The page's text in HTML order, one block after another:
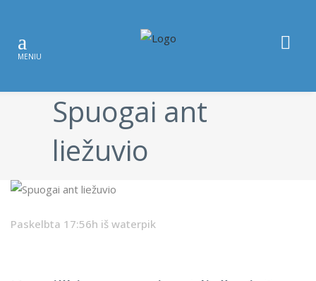
Spuogai ant
liežuvio
Paskelbta 17:56h iš waterpik